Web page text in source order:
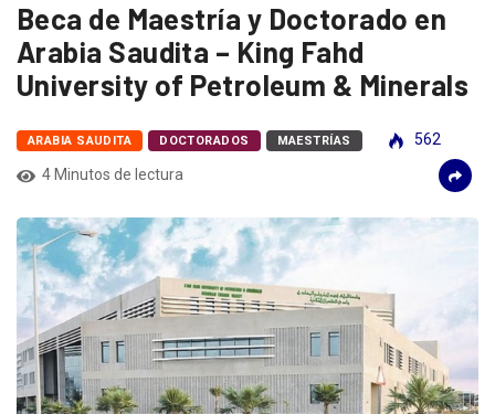
Beca de Maestría y Doctorado en
Arabia Saudita – King Fahd
University of Petroleum & Minerals
ARABIA SAUDITA DOCTORADOS MAESTRÍAS
562
4 Minutos de lectura